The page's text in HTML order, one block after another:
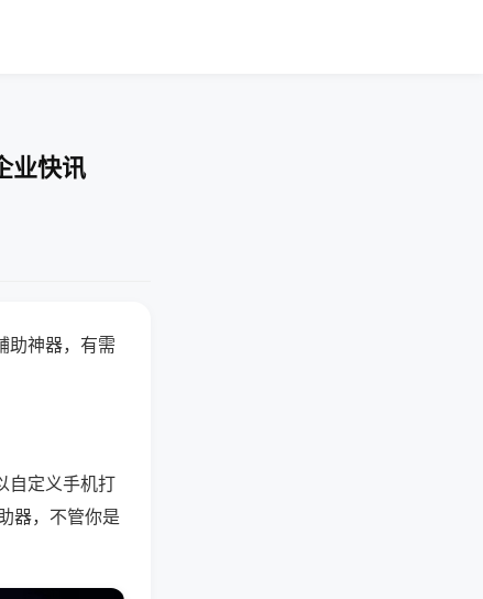
业快讯
助神器，有需
自定义手机打
器，不管你是